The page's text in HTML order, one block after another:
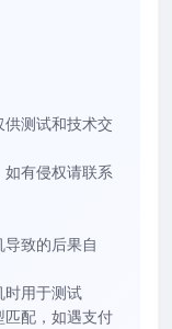
测试和技术交
有侵权请联系
致的后果自
时用于测试
配，如遇支付